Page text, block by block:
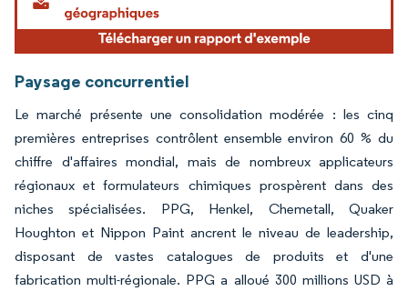
Paysage concurrentiel
Le marché présente une consolidation modérée : les cinq
premières entreprises contrôlent ensemble environ 60 % du
chiffre d'affaires mondial, mais de nombreux applicateurs
régionaux et formulateurs chimiques prospèrent dans des
niches spécialisées. PPG, Henkel, Chemetall, Quaker
Houghton et Nippon Paint ancrent le niveau de leadership,
disposant de vastes catalogues de produits et d'une
fabrication multi-régionale. PPG a alloué 300 millions USD à